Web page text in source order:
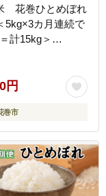
花巻ひとめぼれ
カ月連続で
計15kg＞
円
巻市